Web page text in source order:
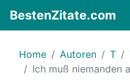
BestenZitate.com
Home Autoren T
Ich muß niemanden